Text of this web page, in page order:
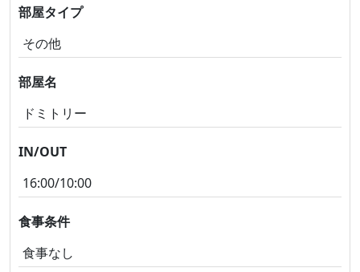
部屋タイプ
その他
部屋名
ドミトリー
IN/OUT
16:00/10:00
食事条件
食事なし